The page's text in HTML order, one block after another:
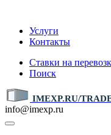
Услуги
Контакты
Ставки на
Поиск
IMEXP.RU/
info@imexp.ru